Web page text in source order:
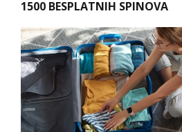
1500 BESPLATNIH SPINOVA